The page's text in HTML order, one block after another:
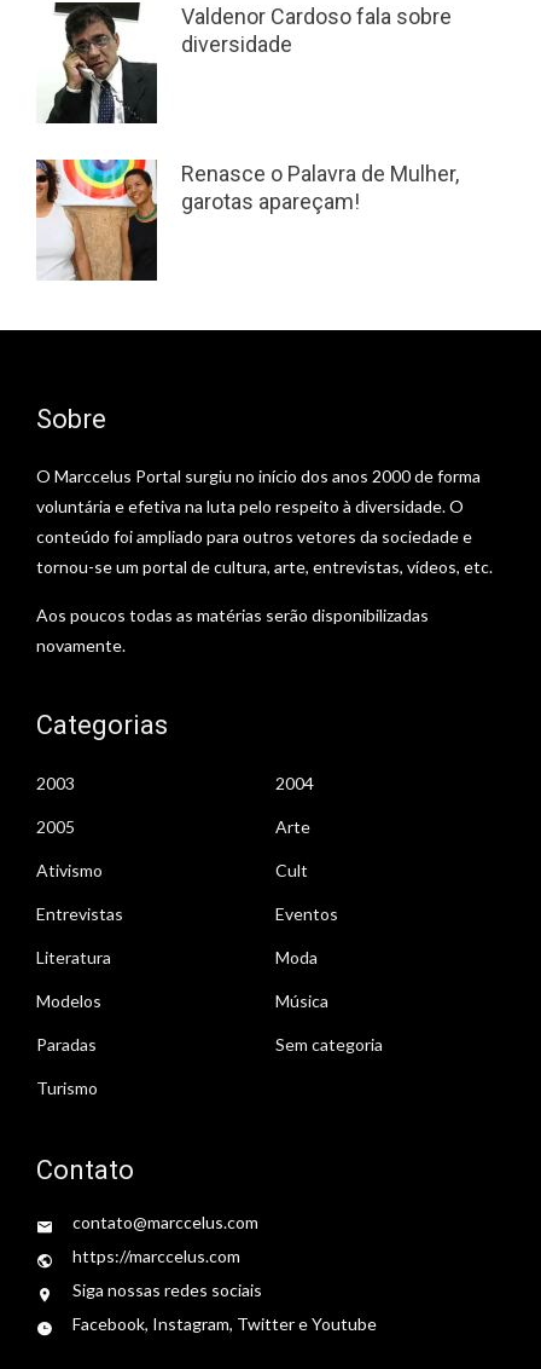
Valdenor Cardoso fala sobre
diversidade
Renasce o Palavra de Mulher,
garotas apareçam!
Sobre
O Marccelus Portal surgiu no início dos anos 2000 de forma
voluntária e efetiva na luta pelo respeito à diversidade. O
conteúdo foi ampliado para outros vetores da sociedade e
tornou-se um portal de cultura, arte, entrevistas, vídeos, etc.
Aos poucos todas as matérias serão disponibilizadas
novamente.
Categorias
2003 2004
2005 Arte
Ativismo Cult
Entrevistas Eventos
Literatura Moda
Modelos Música
Paradas Sem categoria
Turismo
Contato
contato@marccelus.com
https://marccelus.com
Siga nossas redes sociais
Facebook, Instagram, Twitter e Youtube